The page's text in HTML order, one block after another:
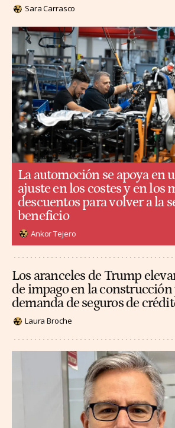
Sara Carrasco
La automoción se apoya en
ajuste en los costes y en los
descuentos para volver a la
beneficio
Ankor Tejero
Los aranceles de Trump
de impago en la
demanda de seguros de
Laura Broche